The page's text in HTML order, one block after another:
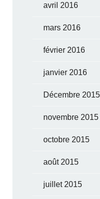
avril 2016
mars 2016
février 2016
janvier 2016
Décembre 2015
novembre 2015
octobre 2015
août 2015
juillet 2015